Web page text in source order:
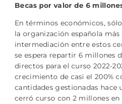
Becas por valor de 6
En términos económicos,
la organización española
intermediación entre estos
se espera repartir 6 millones
directos para el curso 2022-
crecimiento de casi el 200%
cantidades gestionadas hace
cerró curso con 2 millones en